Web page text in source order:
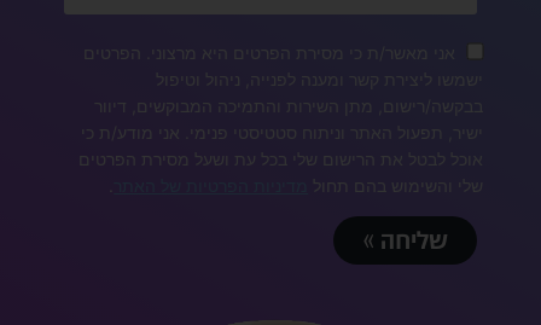
אני מאשר/ת כי מסירת הפרטים היא מרצוני. הפרטים
ישמשו ליצירת קשר ומענה לפנייה, ניהול וטיפול
בבקשה/רישום, מתן השירות והתמיכה המבוקשים, דיוור
ישיר, תפעול האתר וניתוח סטטיסטי פנימי. אני מודע/ת כי
אוכל לבטל את הרישום שלי בכל עת ושעל מסירת הפרטים
שלי והשימוש בהם תחול
שליחה »